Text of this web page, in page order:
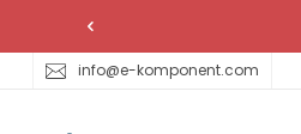
info@e-komponent.com